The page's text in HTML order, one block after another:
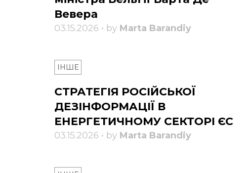
Вевера
03.15.2026 • by Marta Barandiy
ІНШЕ
СТРАТЕГІЯ РОСІЙСЬКОЇ
ДЕЗІНФОРМАЦІЇ В
ЕНЕРГЕТИЧНОМУ СЕКТОРІ ЄС
03.15.2026 • by Marta Barandiy